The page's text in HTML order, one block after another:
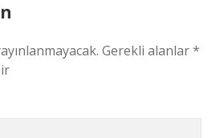
Gerekli alanlar*